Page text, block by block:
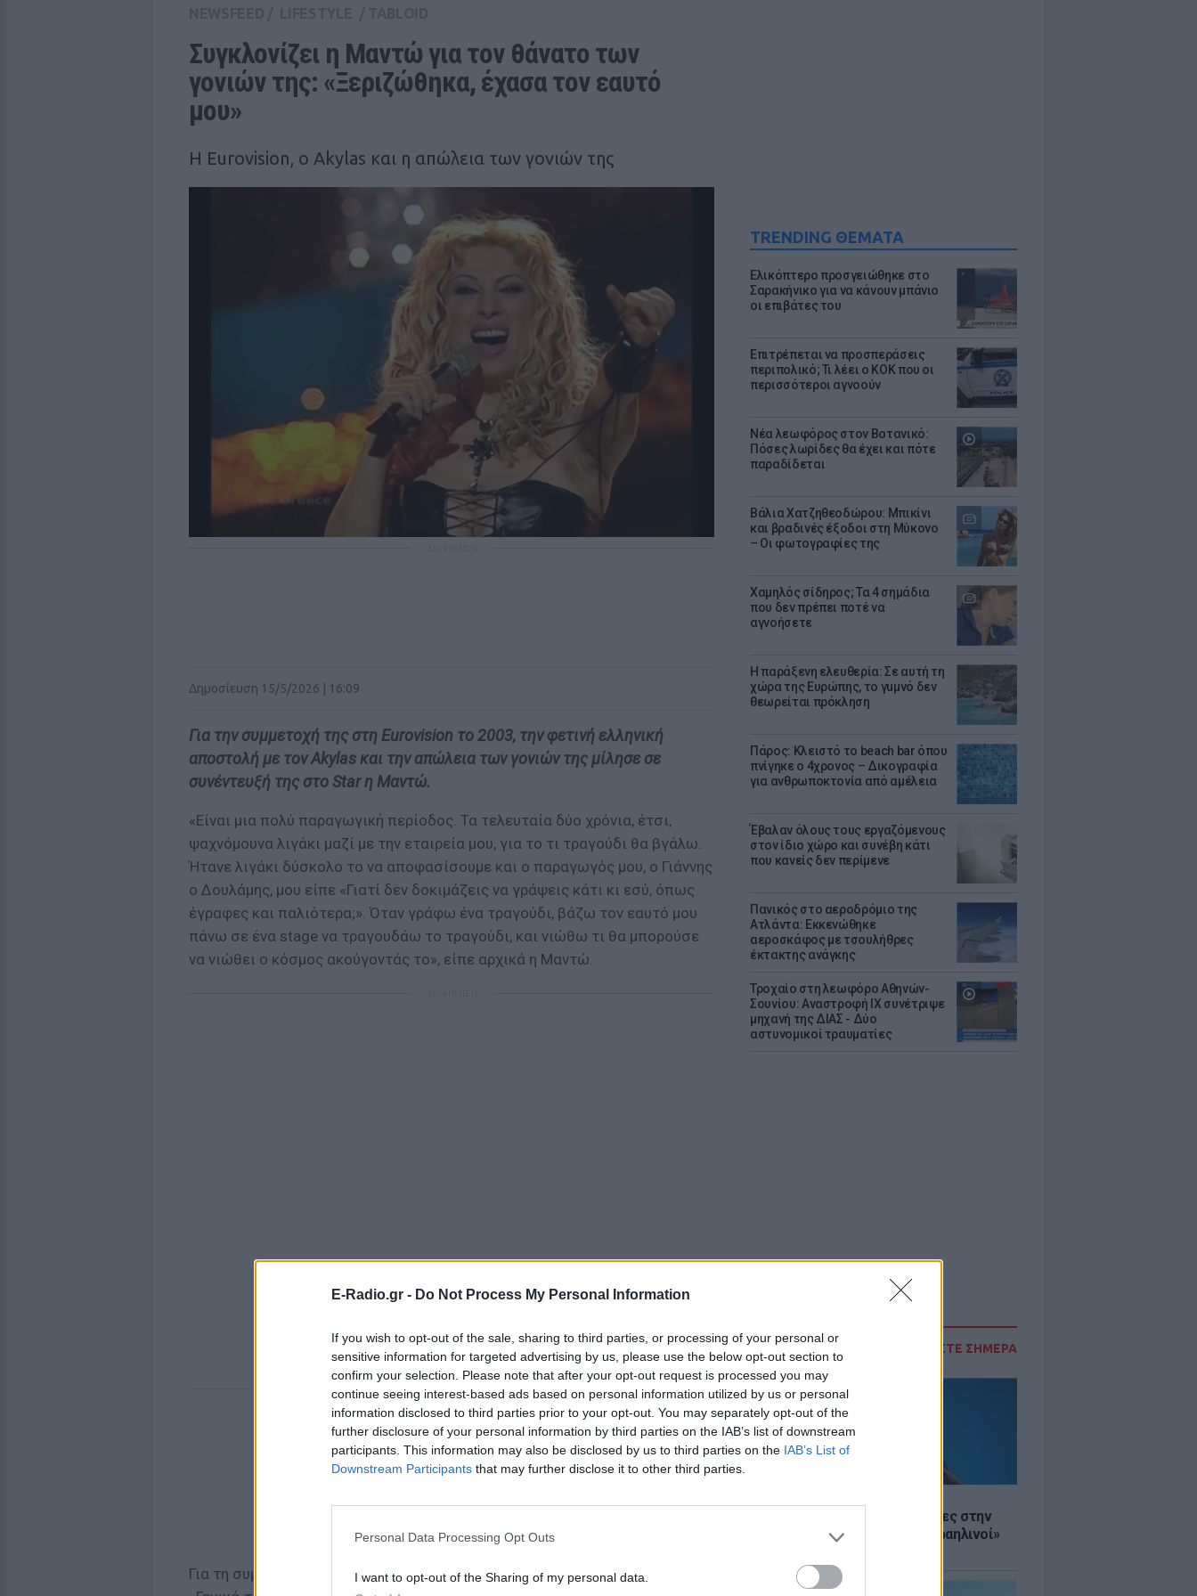
E-Radio.gr - Do Not Process My Personal Information
If you wish to opt-out of the sale, sharing to third parties, or processing of your personal or
sensitive information for targeted advertising by us, please use the below opt-out section to
confirm your selection. Please note that after your opt-out request is processed you may
continue seeing interest-based ads based on personal information utilized by us or personal
information disclosed to third parties prior to your opt-out. You may separately opt-out of the
further disclosure of your personal information by third parties on the IAB’s list of downstream
participants. This information may also be disclosed by us to third parties on the IAB’s List of
Downstream Participants that may further disclose it to other third parties.
Personal Data Processing Opt Outs
I want to opt-out of the Sharing of my personal data.
TRENDING ΘΕΜΑΤΑ
Ελικόπτερο προσγειώθηκε στο
Σαρακήνικο για να κάνουν μπάνιο
οι επιβάτες του
Επιτρέπεται να προσπεράσεις
περιπολικό; Τι λέει ο ΚΟΚ που οι
περισσότεροι αγνοούν
Νέα λεωφόρος στον Βοτανικό:
Πόσες λωρίδες θα έχει και πότε
παραδίδεται
Βάλια Χατζηθεοδώρου: Μπικίνι
και βραδινές έξοδοι στη Μύκονο
– Οι φωτογραφίες της
Χαμηλός σίδηρος; Τα 4 σημάδια
που δεν πρέπει ποτέ να
αγνοήσετε
Η παράξενη ελευθερία: Σε αυτή τη
χώρα της Ευρώπης, το γuμνό δεν
θεωρείται πρόκληση
Πάρος: Κλειστό το beach bar όπου
πνίγηκε ο 4χρονος – Δικογραφία
για ανθρωποκτονία από αμέλεια
Έβαλαν όλους τους εργαζόμενους
στον ίδιο χώρο και συνέβη κάτι
που κανείς δεν περίμενε
Πανικός στο αεροδρόμιο της
Ατλάντα: Εκκενώθηκε
αεροσκάφος με τσουλήθρες
έκτακτης ανάγκης
Τροχαίο στη λεωφόρο Αθηνών-
Σουνίου: Αναστροφή ΙΧ συνέτριψε
μηχανή της ΔΙΑΣ - Δύο
αστυνομικοί τραυματίες
ΔΙΑΒΑΣΤΕ ΣΗΜΕΡΑ
Ισραηλινό ΥΠΕΞ προς τουρίστες στην
Ελλάδα: «Κρύψτε ότι είστε Ισραηλινοί»
Συγκλονίζει η Μαντώ για τον θάνατο των
γονιών της: «Ξεριζώθηκα, έχασα τον εαυτό
μου»
Η Eurovision, ο Akylas και η απώλεια των γονιών της
Δημοσίευση 15/5/2026 | 16:09
Για την συμμετοχή της στη Eurovision το 2003, την φετινή ελληνική
αποστολή με τον Akylas και την απώλεια των γονιών της μίλησε σε
συνέντευξή της στο Star η Μαντώ.
«Είναι μια πολύ παραγωγική περίοδος. Τα τελευταία δύο χρόνια, έτσι,
ψαχνόμουνα λιγάκι μαζί με την εταιρεία μου, για το τι τραγούδι θα βγάλω.
Ήτανε λιγάκι δύσκολο το να αποφασίσουμε και ο παραγωγός μου, ο Γιάννης
ο Δουλάμης, μου είπε «Γιατί δεν δοκιμάζεις να γράψεις κάτι κι εσύ, όπως
έγραφες και παλιότερα;». Όταν γράφω ένα τραγούδι, βάζω τον εαυτό μου
πάνω σε ένα stage να τραγουδάω το τραγούδι, και νιώθω τι θα μπορούσε
να νιώθει ο κόσμος ακούγοντάς το», είπε αρχικά η Μαντώ.
Για τη συμμετοχή της στην Eurovision το 2003, η τραγουδίστρια σημείωσε: